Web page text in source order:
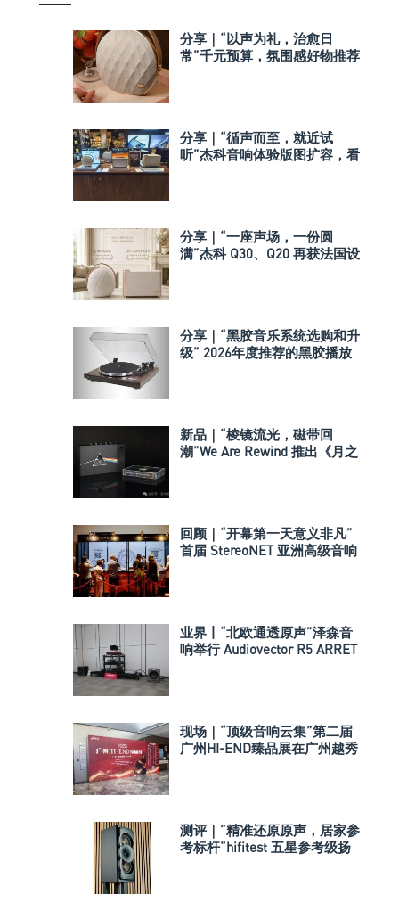
分享｜“以声为礼，治愈日
常”千元预算，氛围感好物推荐
分享｜“循声而至，就近试
听”杰科音响体验版图扩容，看
分享｜“一座声场，一份圆
满”杰科 Q30、Q20 再获法国设
分享｜“黑胶音乐系统选购和升
级” 2026年度推荐的黑胶播放
新品｜“棱镜流光，磁带回
潮”We Are Rewind 推出《月之
回顾｜“开幕第一天意义非凡”
首届 StereoNET 亚洲高级音响
业界丨“北欧通透原声”泽森音
响举行 Audiovector R5 ARRET
现场｜“顶级音响云集”第二届
广州HI-END臻品展在广州越秀
测评｜”精准还原原声，居家参
考标杆“hifitest 五星参考级扬